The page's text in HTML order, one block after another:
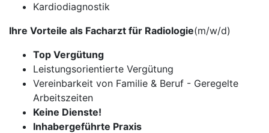
Kardiodiagnostik
Ihre Vorteile als Facharzt für Radiologie(m/w/d)
Top Vergütung
Leistungsorientierte Vergütung
Vereinbarkeit von Familie & Beruf - Geregelte
Arbeitszeiten
Keine Dienste!
Inhabergeführte Praxis